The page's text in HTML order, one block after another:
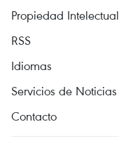
Propiedad Intelectual
RSS
Idiomas
Servicios de Noticias
Contacto